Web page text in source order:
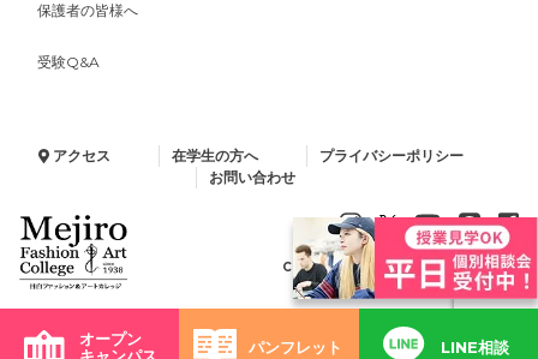
オープン
キャンパス
パンフレット LINE相談
保護者の皆様へ
受験Q&A
アクセス 在学生の方へ
プライバシーポリシー
お問い合わせ
Copyright © 2024 Minelva Gakuen.
All Rights Reserved.